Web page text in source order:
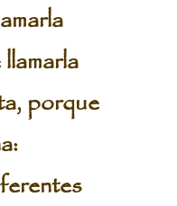
porque